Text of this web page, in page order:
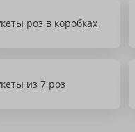
роз в коробках
из 7 роз